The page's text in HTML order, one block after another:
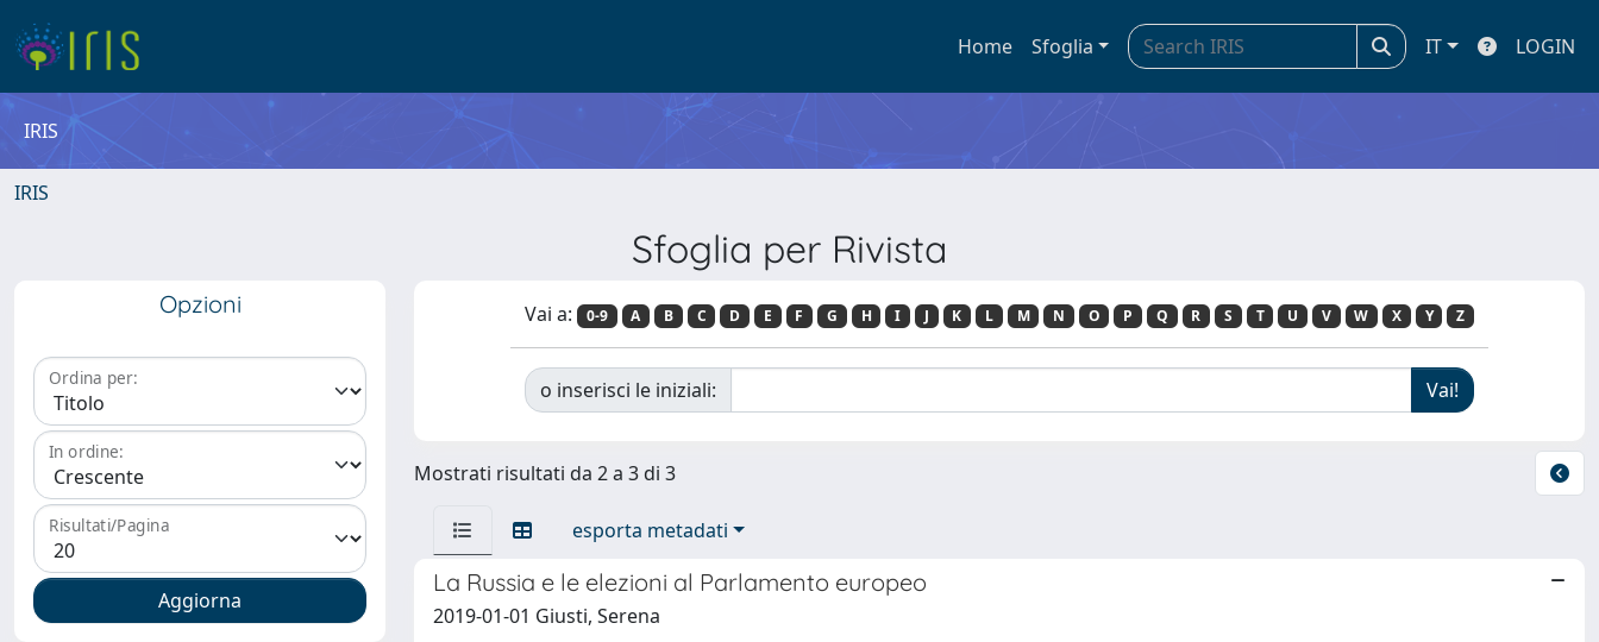
Home Sfoglia IT LOGIN
IRIS
IRIS
Sfoglia per Rivista
Opzioni
Ordina per:
In ordine:
Risultati/Pagina
Vai a: 0-9 A B C D E F G H I J K L M N O P Q R S T U V W X Y Z
o inserisci le iniziali:
Mostrati risultati da 2 a 3 di 3
esporta metadati
La Russia e le elezioni al Parlamento europeo
2019-01-01 Giusti, Serena